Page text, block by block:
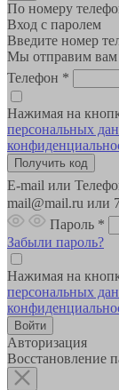
По номеру
Вход с паролем
Введите номер
Мы отправим вам
Телефон *
Нажимая на
персональных
E-mail или
mail@mail.ru
Пароль *
Забыли пароль?
Нажимая на
персональных
Авторизация
Восстановление